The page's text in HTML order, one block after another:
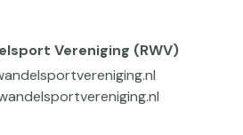
Vereniging (RWV)